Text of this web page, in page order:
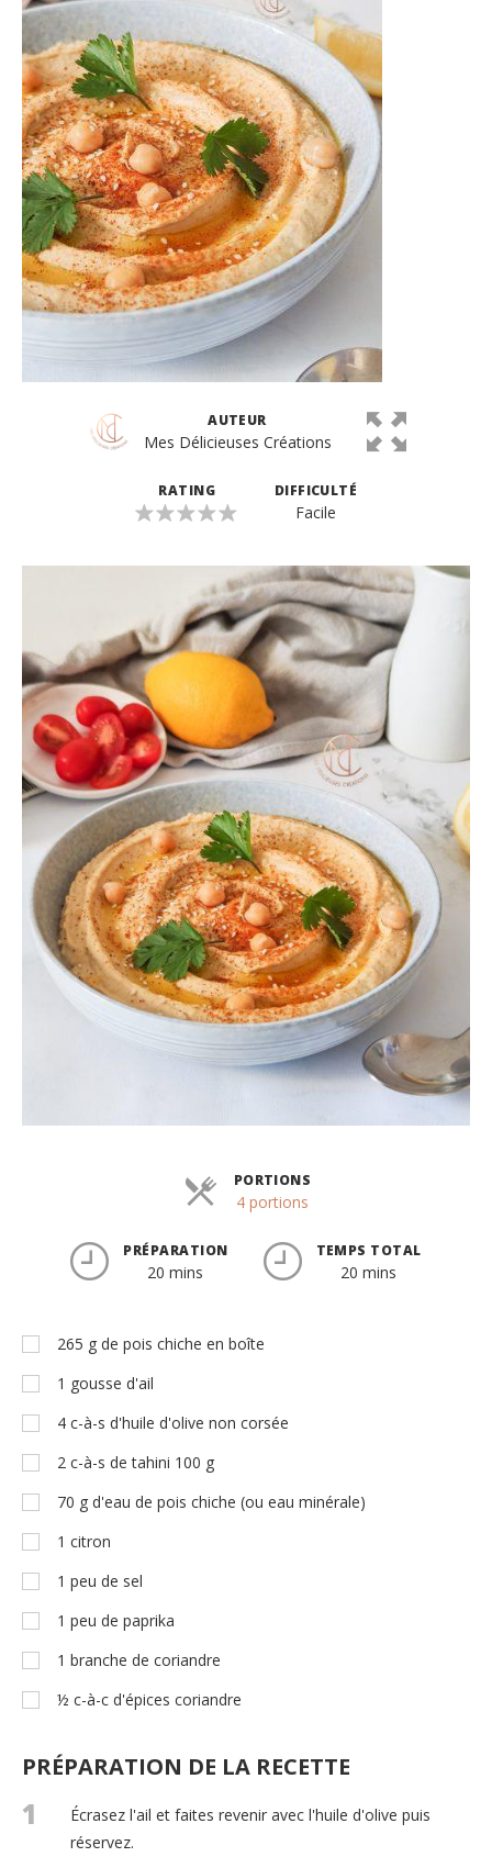
AUTEUR
Mes Délicieuses Créations
RATING DIFFICULTÉ
Facile
PORTIONS
4 portions
PRÉPARATION
20 mins
TEMPS TOTAL
20 mins
265 g de pois chiche en boîte
1 gousse d'ail
4 c-à-s d'huile d'olive non corsée
2 c-à-s de tahini 100 g
70 g d'eau de pois chiche (ou eau minérale)
1 citron
1 peu de sel
1 peu de paprika
1 branche de coriandre
½ c-à-c d'épices coriandre
PRÉPARATION DE LA RECETTE
1
Écrasez l'ail et faites revenir avec l'huile d'olive puis
réservez.